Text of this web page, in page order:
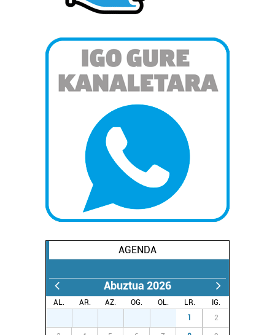
AGENDA
Abuztua 2026
AL. AR. AZ. OG. OL. LR.
IG.
1 2